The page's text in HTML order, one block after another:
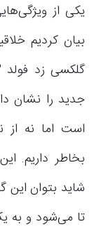
یکی از
بیان کردیم
است اما نه
بخاطر داریم.
شاید بتوان این
تا می‌شود و به